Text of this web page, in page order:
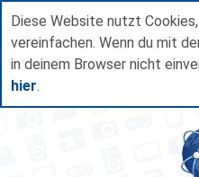
Diese Website nutzt
vereinfachen. Wenn du mit
in deinem Browser nicht
hier.